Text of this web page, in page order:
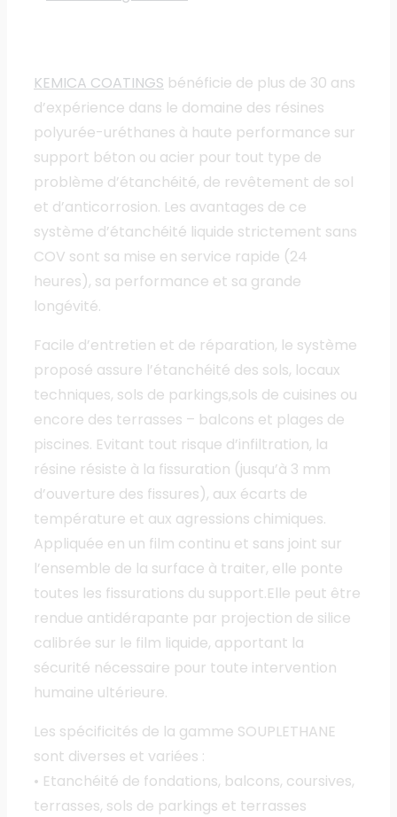
KEMICA COATINGS bénéficie de plus de 30 ans
d’expérience dans le domaine des résines
polyurée-uréthanes à haute performance sur
support béton ou acier pour tout type de
problème d’étanchéité, de revêtement de sol
et d’anticorrosion. Les avantages de ce
système d’étanchéité liquide strictement sans
COV sont sa mise en service rapide (24
heures), sa performance et sa grande
longévité.
Facile d’entretien et de réparation, le système
proposé assure l’étanchéité des sols, locaux
techniques, sols de parkings,sols de cuisines ou
encore des terrasses – balcons et plages de
piscines. Evitant tout risque d’infiltration, la
résine résiste à la fissuration (jusqu’à 3 mm
d’ouverture des fissures), aux écarts de
température et aux agressions chimiques.
Appliquée en un film continu et sans joint sur
l’ensemble de la surface à traiter, elle ponte
toutes les fissurations du support.Elle peut être
rendue antidérapante par projection de silice
calibrée sur le film liquide, apportant la
sécurité nécessaire pour toute intervention
humaine ultérieure.
Les spécificités de la gamme SOUPLETHANE
sont diverses et variées :
• Etanchéité de fondations, balcons, coursives,
terrasses, sols de parkings et terrasses